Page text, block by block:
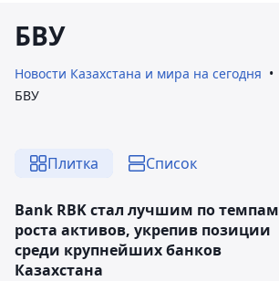
БВУ
Новости Казахстана и мира на сегодня
БВУ
Плитка Список
Bank RBK стал лучшим по темпам
роста активов, укрепив позиции
среди крупнейших банков
Казахстана